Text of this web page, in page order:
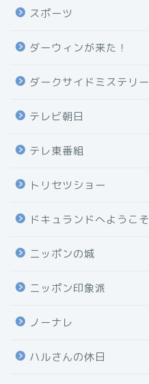
スポーツ
ダーウィンが来た！
ダークサイドミステリー
テレビ朝日
テレ東番組
トリセツショー
ドキュランドへようこそ
ニッポンの城
ニッポン印象派
ノーナレ
ハルさんの休日